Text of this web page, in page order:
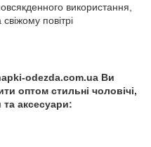
використання,
повітрі
odezda.com.ua Ви
оптом стильні чоловічі,
та аксесуари: